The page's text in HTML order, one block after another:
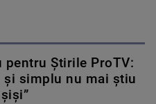
pentru Știrile ProTV:
și simplu nu mai știu